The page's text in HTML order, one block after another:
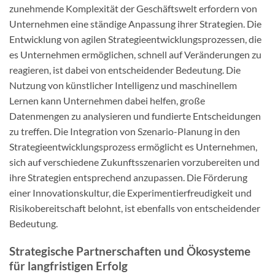
zunehmende Komplexität der Geschäftswelt erfordern von
Unternehmen eine ständige Anpassung ihrer Strategien. Die
Entwicklung von agilen Strategieentwicklungsprozessen, die
es Unternehmen ermöglichen, schnell auf Veränderungen zu
reagieren, ist dabei von entscheidender Bedeutung. Die
Nutzung von künstlicher Intelligenz und maschinellem
Lernen kann Unternehmen dabei helfen, große
Datenmengen zu analysieren und fundierte Entscheidungen
zu treffen. Die Integration von Szenario-Planung in den
Strategieentwicklungsprozess ermöglicht es Unternehmen,
sich auf verschiedene Zukunftsszenarien vorzubereiten und
ihre Strategien entsprechend anzupassen. Die Förderung
einer Innovationskultur, die Experimentierfreudigkeit und
Risikobereitschaft belohnt, ist ebenfalls von entscheidender
Bedeutung.
Strategische Partnerschaften und Ökosysteme
für langfristigen Erfolg